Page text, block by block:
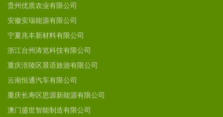
贵州优质农业有限公司
安徽安瑞能源有限公司
宁夏兆丰新材料有限公司
浙江台州涛览科技有限公司
重庆涪陵区晨语旅游有限公司
云南恒通汽车有限公司
重庆长寿区思源新能源有限公司
澳门盛世智能制造有限公司